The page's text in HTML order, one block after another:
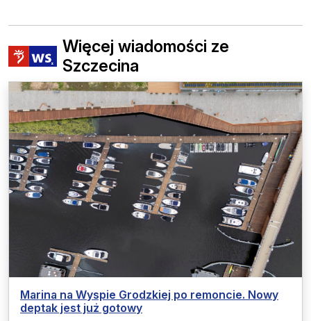
Więcej wiadomości ze
Szczecina
Marina na Wyspie Grodzkiej po remoncie. Nowy
deptak jest już gotowy